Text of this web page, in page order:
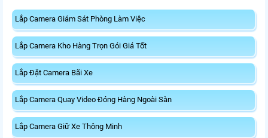
Lắp Camera Giám Sát Phòng Làm Việc
Lắp Camera Kho Hàng Trọn Gói Giá Tốt
Lắp Đặt Camera Bãi Xe
Lắp Camera Quay Video Đóng Hàng Ngoài Sàn
Lắp Camera Giữ Xe Thông Minh